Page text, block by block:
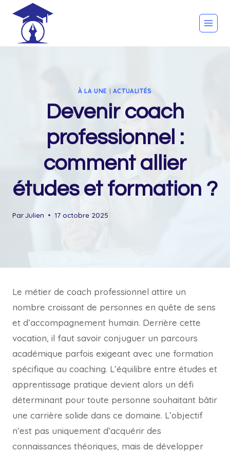
content
À LA UNE | ACTUALITÉS
Devenir coach
professionnel :
comment allier
études et formation ?
ParJulien 17 octobre 2025
Le métier de coach professionnel attire un
nombre croissant de personnes en quête de sens
et d’accompagnement humain. Derrière cette
vocation, il faut savoir conjuguer un parcours
académique parfois exigeant avec une formation
spécifique au coaching. L’équilibre entre études et
apprentissage pratique devient alors un défi
déterminant pour toute personne souhaitant bâtir
une carrière solide dans ce domaine. L’objectif
n’est pas uniquement d’acquérir des
connaissances théoriques, mais de développer